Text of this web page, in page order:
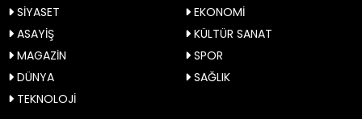
SİYASET
EKONOMİ
ASAYİŞ
KÜLTÜR SANAT
MAGAZİN
SPOR
DÜNYA
SAĞLIK
TEKNOLOJİ